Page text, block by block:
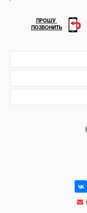
ПРОШУ
ПОЗВОНИТЬ